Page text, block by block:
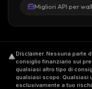
Migliori API per
Disclaimer. Nessuna parte
consiglio finanziario sui
qualsiasi altro tipo di
qualsiasi scopo. Qualsiasi
esclusivamente a tuo